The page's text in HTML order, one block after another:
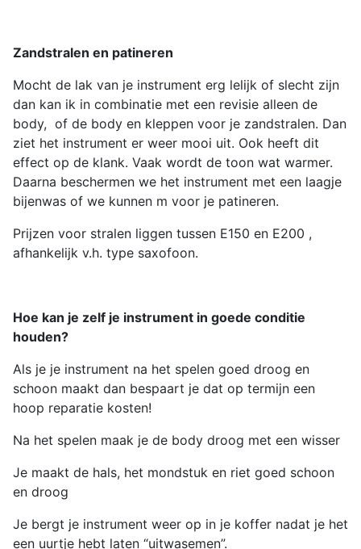
Zandstralen en patineren
Mocht de lak van je instrument erg lelijk of slecht zijn
dan kan ik in combinatie met een revisie alleen de
body, of de body en kleppen voor je zandstralen. Dan
ziet het instrument er weer mooi uit. Ook heeft dit
effect op de klank. Vaak wordt de toon wat warmer.
Daarna beschermen we het instrument met een laagje
bijenwas of we kunnen m voor je patineren.
Prijzen voor stralen liggen tussen E150 en E200 ,
afhankelijk v.h. type saxofoon.
Hoe kan je zelf je instrument in goede conditie
houden?
Als je je instrument na het spelen goed droog en
schoon maakt dan bespaart je dat op termijn een
hoop reparatie kosten!
Na het spelen maak je de body droog met een wisser
Je maakt de hals, het mondstuk en riet goed schoon
en droog
Je bergt je instrument weer op in je koffer nadat je het
een uurtje hebt laten “uitwasemen”.